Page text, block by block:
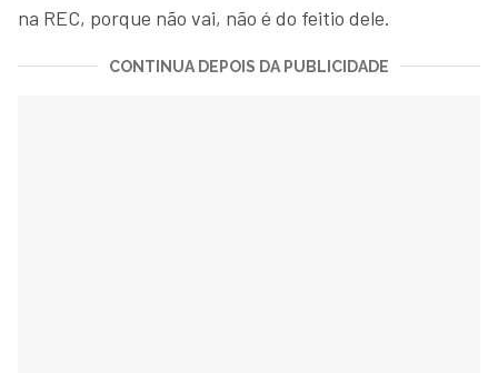
na REC, porque não vai, não é do feitio dele.
CONTINUA DEPOIS DA PUBLICIDADE